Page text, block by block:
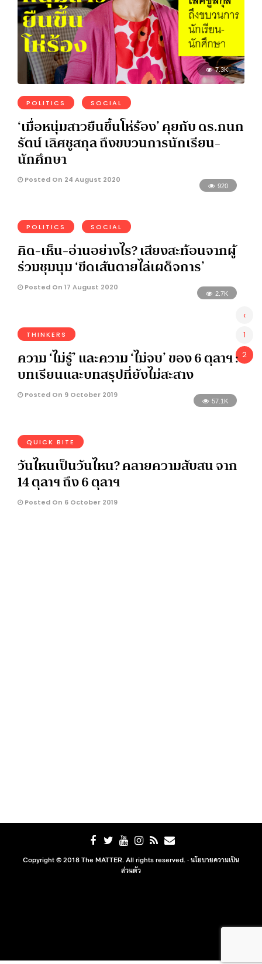
7.3K
POLITICS SOCIAL
‘เมื่อหนุ่มสาวยืนขึ้นโห่ร้อง’ คุยกับ ดร.กนก
รัตน์ เลิศชูสกุล ถึงขบวนการนักเรียน-
นักศึกษา
Posted On 24 August 2020
920
POLITICS SOCIAL
คิด-เห็น-อ่านอย่างไร? เสียงสะท้อนจากผู้
ร่วมชุมนุม ‘ขีดเส้นตายไล่เผด็จการ’
Posted On 17 August 2020
2.7K
THINKERS
ความ ‘ไม่รู้’ และความ ‘ไม่จบ’ ของ 6 ตุลาฯ :
บทเรียนและบทสรุปที่ยังไม่สะสาง
Posted On 9 October 2019
57.1K
QUICK BITE
วันไหนเป็นวันไหน? คลายความสับสน จาก
14 ตุลาฯ ถึง 6 ตุลาฯ
Posted On 6 October 2019
‹
1
2
Copyright © 2018 The MATTER. All rights reserved. ·นโยบายความเป็น
ส่วนตัว